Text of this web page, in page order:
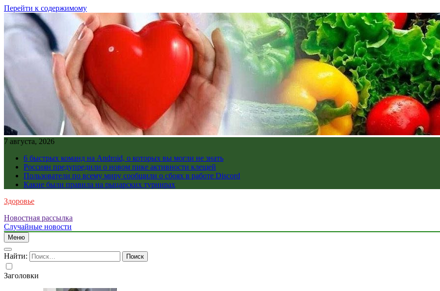
Перейти к содержимому
7 августа, 2026
6 быстрых команд на Android, о которых вы могли не знать
Россиян предупредили о новом пике активности клещей
Пользователи по всему миру сообщили о сбоях в работе Discord
Какие были правила на рыцарских турнирах
Здоровье
Новостная рассылка
Случайные новости
Меню
Найти:
Заголовки